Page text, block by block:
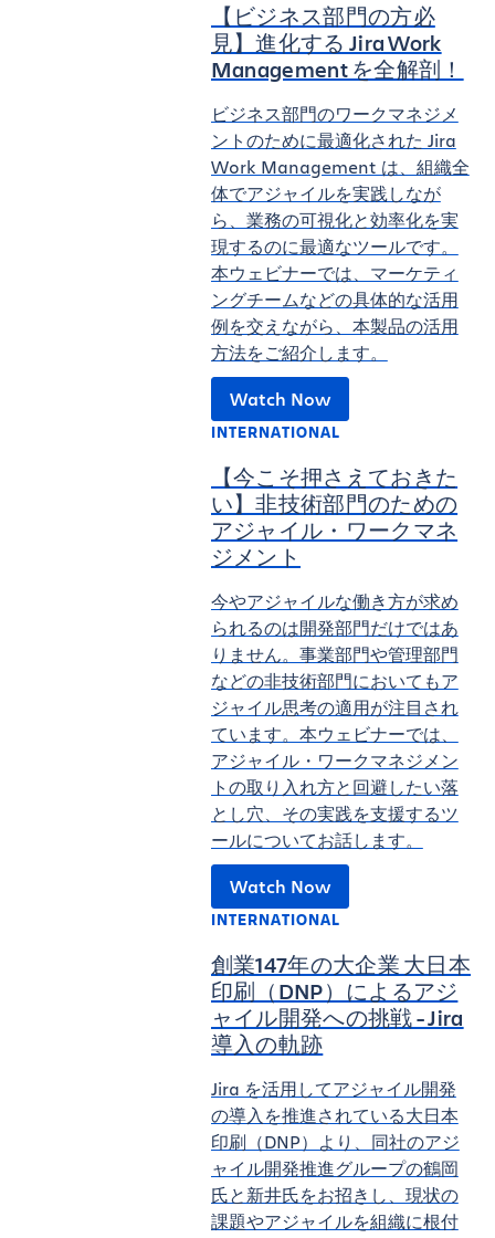
【ビジネス部門の方必
見】進化する Jira Work
Management を全解剖！
ビジネス部門のワークマネジメ
ントのために最適化された Jira
Work Management は、組織全
体でアジャイルを実践しなが
ら、業務の可視化と効率化を実
現するのに最適なツールです。
本ウェビナーでは、マーケティ
ングチームなどの具体的な活用
例を交えながら、本製品の活用
方法をご紹介します。
Watch Now
INTERNATIONAL
【今こそ押さえておきた
い】非技術部門のための
アジャイル・ワークマネ
ジメント
今やアジャイルな働き方が求め
られるのは開発部門だけではあ
りません。事業部門や管理部門
などの非技術部門においてもア
ジャイル思考の適用が注目され
ています。本ウェビナーでは、
アジャイル・ワークマネジメン
トの取り入れ方と回避したい落
とし穴、その実践を支援するツ
ールについてお話します。
Watch Now
INTERNATIONAL
創業147年の大企業 大日本
印刷（DNP）によるアジ
ャイル開発への挑戦 - Jira
導入の軌跡
Jira を活用してアジャイル開発
の導入を推進されている大日本
印刷（DNP）より、同社のアジ
ャイル開発推進グループの鶴岡
氏と新井氏をお招きし、現状の
課題やアジャイルを組織に根付